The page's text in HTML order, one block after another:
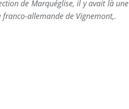
de Marquéglise, il y avait là une
franco-allemande de Vignemont,.